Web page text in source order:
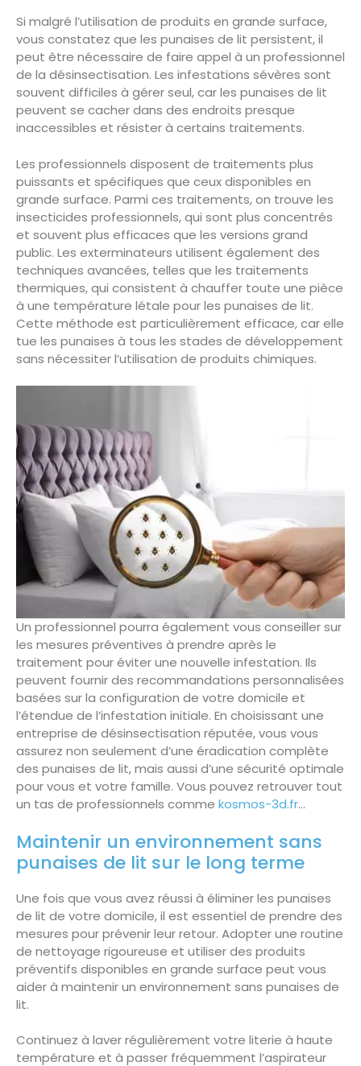
Si malgré l’utilisation de produits en grande surface,
vous constatez que les punaises de lit persistent, il
peut être nécessaire de faire appel à un professionnel
de la désinsectisation. Les infestations sévères sont
souvent difficiles à gérer seul, car les punaises de lit
peuvent se cacher dans des endroits presque
inaccessibles et résister à certains traitements.
Les professionnels disposent de traitements plus
puissants et spécifiques que ceux disponibles en
grande surface. Parmi ces traitements, on trouve les
insecticides professionnels, qui sont plus concentrés
et souvent plus efficaces que les versions grand
public. Les exterminateurs utilisent également des
techniques avancées, telles que les traitements
thermiques, qui consistent à chauffer toute une pièce
à une température létale pour les punaises de lit.
Cette méthode est particulièrement efficace, car elle
tue les punaises à tous les stades de développement
sans nécessiter l’utilisation de produits chimiques.
Un professionnel pourra également vous conseiller sur
les mesures préventives à prendre après le
traitement pour éviter une nouvelle infestation. Ils
peuvent fournir des recommandations personnalisées
basées sur la configuration de votre domicile et
l’étendue de l’infestation initiale. En choisissant une
entreprise de désinsectisation réputée, vous vous
assurez non seulement d’une éradication complète
des punaises de lit, mais aussi d’une sécurité optimale
pour vous et votre famille. Vous pouvez retrouver tout
un tas de professionnels comme kosmos-3d.fr…
Maintenir un environnement sans
punaises de lit sur le long terme
Une fois que vous avez réussi à éliminer les punaises
de lit de votre domicile, il est essentiel de prendre des
mesures pour prévenir leur retour. Adopter une routine
de nettoyage rigoureuse et utiliser des produits
préventifs disponibles en grande surface peut vous
aider à maintenir un environnement sans punaises de
lit.
Continuez à laver régulièrement votre literie à haute
température et à passer fréquemment l’aspirateur